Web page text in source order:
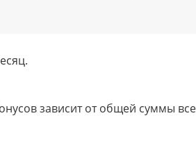
зависит от общей суммы